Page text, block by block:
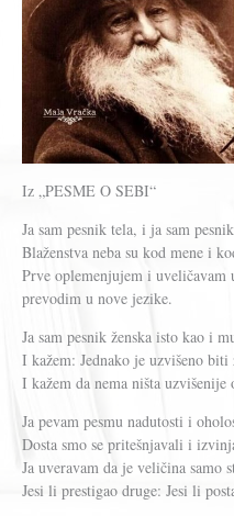
Iz „PESME O SEBI“
Ja sam pesnik tela, i ja sam
Blaženstva neba su kod mene i
Prve oplemenjujem i uveličavam
prevodim u nove jezike.
Ja sam pesnik ženska isto kao i
I kažem: Jednako je uzvišeno biti
I kažem da nema ništa uzvišenije
Ja pevam pesmu nadutosti i
Dosta smo se pritešnjavali i
Ja uveravam da je veličina samo
Jesi li prestigao druge: Jesi li